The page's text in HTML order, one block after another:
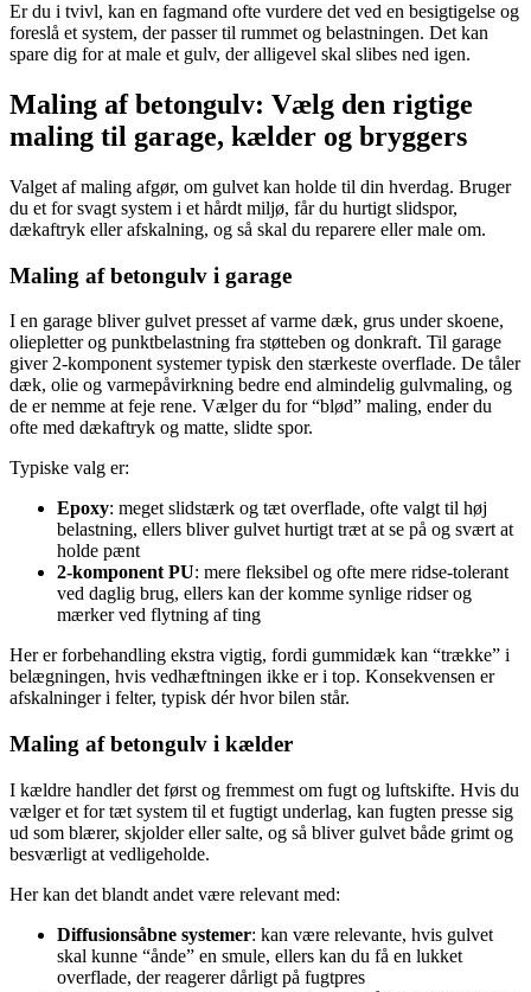
Er du i tvivl, kan en fagmand ofte vurdere det ved en besigtigelse og
foreslå et system, der passer til rummet og belastningen. Det kan
spare dig for at male et gulv, der alligevel skal slibes ned igen.
Maling af betongulv: Vælg den rigtige
maling til garage, kælder og bryggers
Valget af maling afgør, om gulvet kan holde til din hverdag. Bruger
du et for svagt system i et hårdt miljø, får du hurtigt slidspor,
dækaftryk eller afskalning, og så skal du reparere eller male om.
Maling af betongulv i garage
I en garage bliver gulvet presset af varme dæk, grus under skoene,
oliepletter og punktbelastning fra støtteben og donkraft. Til garage
giver 2-komponent systemer typisk den stærkeste overflade. De tåler
dæk, olie og varmepåvirkning bedre end almindelig gulvmaling, og
de er nemme at feje rene. Vælger du for “blød” maling, ender du
ofte med dækaftryk og matte, slidte spor.
Typiske valg er:
Epoxy: meget slidstærk og tæt overflade, ofte valgt til høj
belastning, ellers bliver gulvet hurtigt træt at se på og svært at
holde pænt
2-komponent PU: mere fleksibel og ofte mere ridse-tolerant
ved daglig brug, ellers kan der komme synlige ridser og
mærker ved flytning af ting
Her er forbehandling ekstra vigtig, fordi gummidæk kan “trække” i
belægningen, hvis vedhæftningen ikke er i top. Konsekvensen er
afskalninger i felter, typisk dér hvor bilen står.
Maling af betongulv i kælder
I kældre handler det først og fremmest om fugt og luftskifte. Hvis du
vælger et for tæt system til et fugtigt underlag, kan fugten presse sig
ud som blærer, skjolder eller salte, og så bliver gulvet både grimt og
besværligt at vedligeholde.
Her kan det blandt andet være relevant med:
Diffusionsåbne systemer: kan være relevante, hvis gulvet
skal kunne “ånde” en smule, ellers kan du få en lukket
overflade, der reagerer dårligt på fugtpres